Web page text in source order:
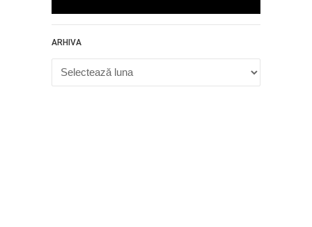
ARHIVA
Arhiva